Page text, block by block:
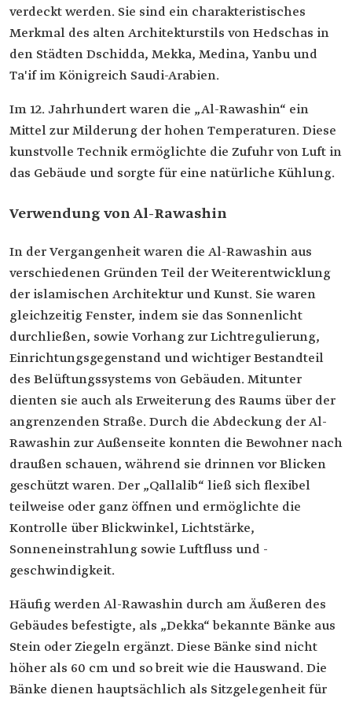
verdeckt werden. Sie sind ein charakteristisches
Merkmal des alten Architekturstils von Hedschas in
den Städten Dschidda, Mekka, Medina, Yanbu und
Ta'if im Königreich Saudi-Arabien.
Im 12. Jahrhundert waren die „Al-Rawashin“ ein
Mittel zur Milderung der hohen Temperaturen. Diese
kunstvolle Technik ermöglichte die Zufuhr von Luft in
das Gebäude und sorgte für eine natürliche Kühlung.
Verwendung von Al-Rawashin
In der Vergangenheit waren die Al-Rawashin aus
verschiedenen Gründen Teil der Weiterentwicklung
der islamischen Architektur und Kunst. Sie waren
gleichzeitig Fenster, indem sie das Sonnenlicht
durchließen, sowie Vorhang zur Lichtregulierung,
Einrichtungsgegenstand und wichtiger Bestandteil
des Belüftungssystems von Gebäuden. Mitunter
dienten sie auch als Erweiterung des Raums über der
angrenzenden Straße. Durch die Abdeckung der Al-
Rawashin zur Außenseite konnten die Bewohner nach
draußen schauen, während sie drinnen vor Blicken
geschützt waren. Der „Qallalib“ ließ sich flexibel
teilweise oder ganz öffnen und ermöglichte die
Kontrolle über Blickwinkel, Lichtstärke,
Sonneneinstrahlung sowie Luftfluss und -
geschwindigkeit.
Häufig werden Al-Rawashin durch am Äußeren des
Gebäudes befestigte, als „Dekka“ bekannte Bänke aus
Stein oder Ziegeln ergänzt. Diese Bänke sind nicht
höher als 60 cm und so breit wie die Hauswand. Die
Bänke dienen hauptsächlich als Sitzgelegenheit für